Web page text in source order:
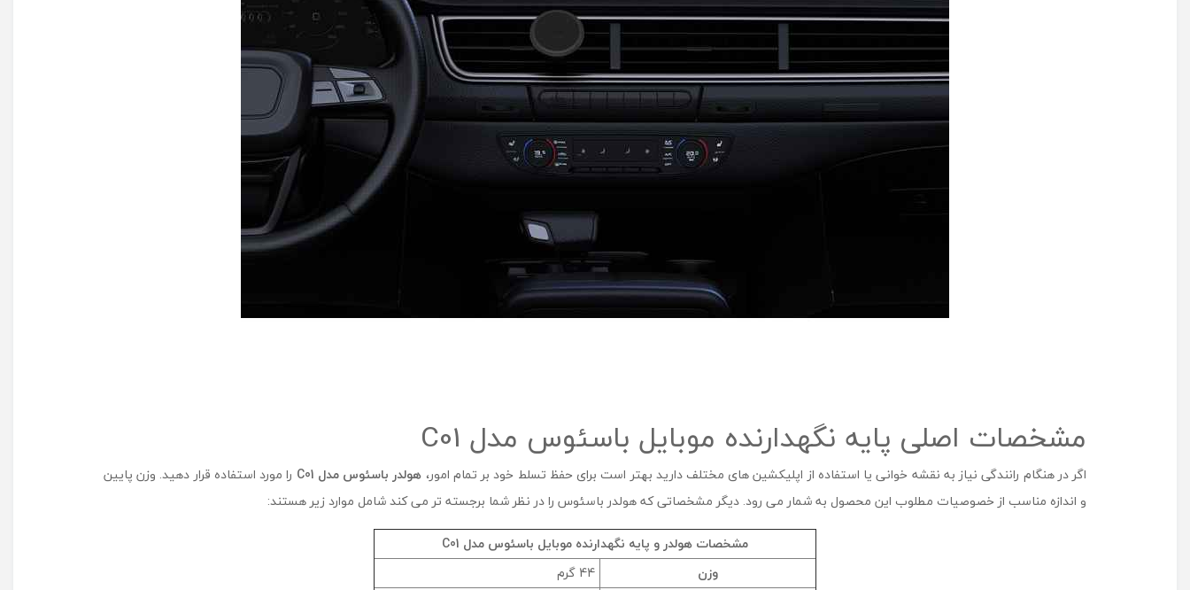
مشخصات اصلی پایه نگهدارنده موبایل باسئوس مدل C01
اگر در هنگام رانندگی نیاز به نقشه خوانی یا استفاده از اپلیکشین های مختلف دارید بهتر است برای حفظ تسلط خود بر تمام امور، هولدر باسئوس مدل C01
را مورد استفاده قرار دهید. وزن پایین
و اندازه مناسب از خصوصیات مطلوب این محصول به شمار می رود. دیگر مشخصاتی که هولدر باسئوس را در نظر شما برجسته تر می کند شامل موارد زیر هستند:
مشخصات هولدر و پایه نگهدارنده موبایل باسئوس مدل C01
وزن